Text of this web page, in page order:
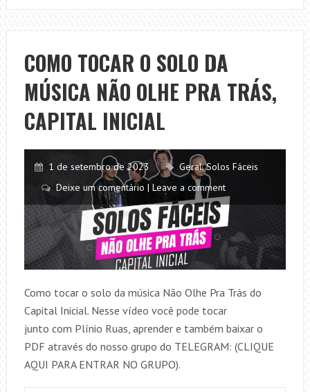
O
SOLO
DA
MÚSICA
BEAT
IT
COMO TOCAR O SOLO DA
MÚSICA NÃO OLHE PRA TRÁS,
CAPITAL INICIAL
1 de setembro de 2023 Geral,Solos Fáceis
Deixe um comentário | Leave a comment
Como tocar o solo da música Não Olhe Pra Trás do
Capital Inicial. Nesse vídeo você pode tocar
junto com Plínio Ruas, aprender e também baixar o
PDF através do nosso grupo do TELEGRAM: (CLIQUE
AQUI PARA ENTRAR NO GRUPO).